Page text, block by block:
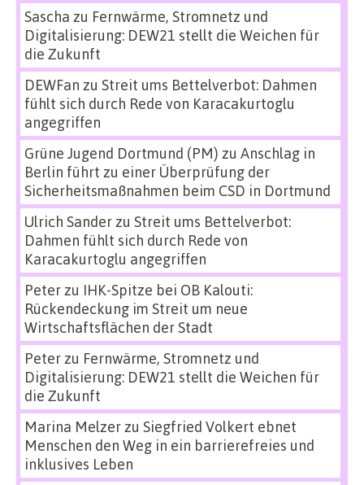
Sascha zu Fernwärme, Stromnetz und
Digitalisierung: DEW21 stellt die Weichen für
die Zukunft
DEWFan zu Streit ums Bettelverbot: Dahmen
fühlt sich durch Rede von Karacakurtoglu
angegriffen
Grüne Jugend Dortmund (PM) zu Anschlag in
Berlin führt zu einer Überprüfung der
Sicherheitsmaßnahmen beim CSD in Dortmund
Ulrich Sanderzu Streit ums Bettelverbot:
Dahmen fühlt sich durch Rede von
Karacakurtoglu angegriffen
Peterzu IHK-Spitze bei OB Kalouti:
Rückendeckung im Streit um neue
Wirtschaftsflächen der Stadt
Peterzu Fernwärme, Stromnetz und
Digitalisierung: DEW21 stellt die Weichen für
die Zukunft
Marina Melzerzu Siegfried Volkert ebnet
Menschen den Weg in ein barrierefreies und
inklusives Leben